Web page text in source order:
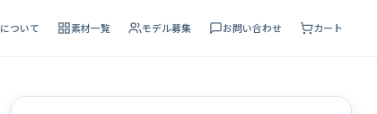
ついて 素材一覧 モデル募集 お問い合わせ カート